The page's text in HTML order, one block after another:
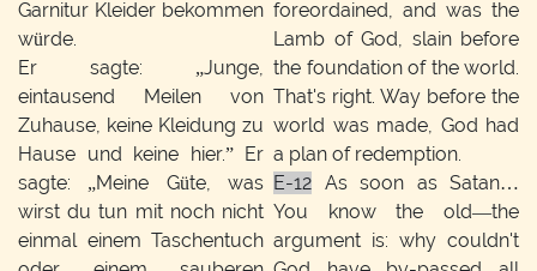
Garnitur Kleider bekommen
würde.
Er sagte: „Junge,
eintausend Meilen von
Zuhause, keine Kleidung zu
Hause und keine hier.” Er
sagte: „Meine Güte, was
wirst du tun mit noch nicht
einmal einem Taschentuch
foreordained, and was the
Lamb of God, slain before
the foundation of the world.
That's right. Way before the
world was made, God had
a plan of redemption.
E-12 As soon as Satan…
You know the old—the
argument is: why couldn't